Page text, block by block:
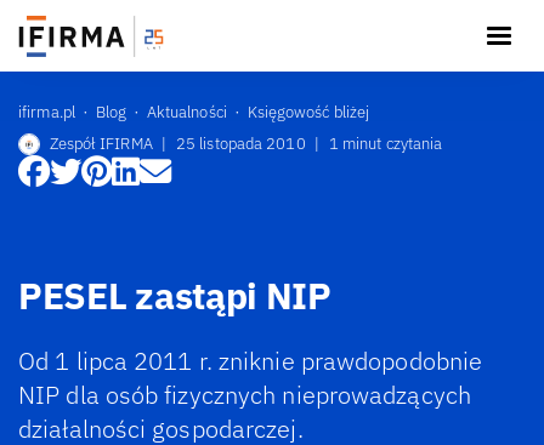
ifirma.pl Blog Aktualności
Księgowość bliżej
Zespół IFIRMA | 25 listopada 2010 | 1 minut czytania
PESEL zastąpi NIP
Od 1 lipca 2011 r. zniknie prawdopodobnie
NIP dla osób fizycznych nieprowadzących
działalności gospodarczej.